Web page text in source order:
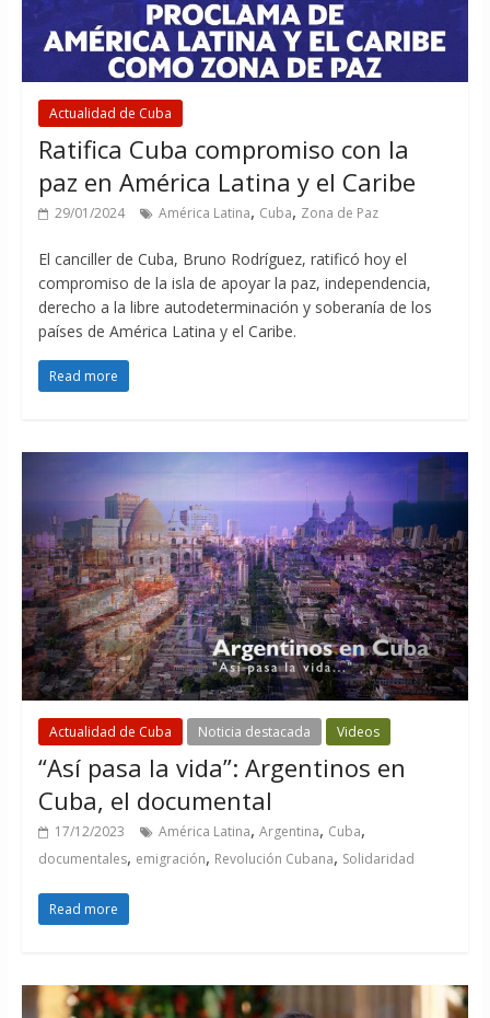
Actualidad de Cuba
Ratifica Cuba compromiso con la
paz en América Latina y el Caribe
29/01/2024 América Latina, Cuba, Zona de Paz
El canciller de Cuba, Bruno Rodríguez, ratificó hoy el
compromiso de la isla de apoyar la paz, independencia,
derecho a la libre autodeterminación y soberanía de los
países de América Latina y el Caribe.
Read more
Actualidad de Cuba Noticia destacada Videos
“Así pasa la vida”: Argentinos en
Cuba, el documental
17/12/2023 América Latina, Argentina, Cuba,
documentales, emigración, Revolución Cubana, Solidaridad
Read more